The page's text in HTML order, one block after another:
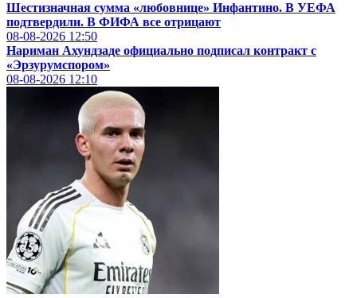
Шестизначная сумма «любовнице» Инфантино. В УЕФА
подтвердили. В ФИФА все отрицают
08-08-2026 12:50
Нариман Ахундзаде официально подписал контракт с
«Эрзурумспором»
08-08-2026 12:10